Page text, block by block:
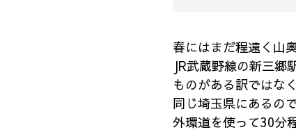
春にはまだ程遠く山
JR武蔵野線の新三郷
ものがある訳ではな
同じ埼玉県にあるの
外環道を使って30分